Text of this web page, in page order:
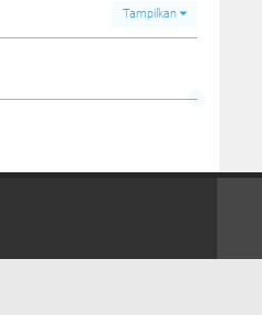
Tampilkan